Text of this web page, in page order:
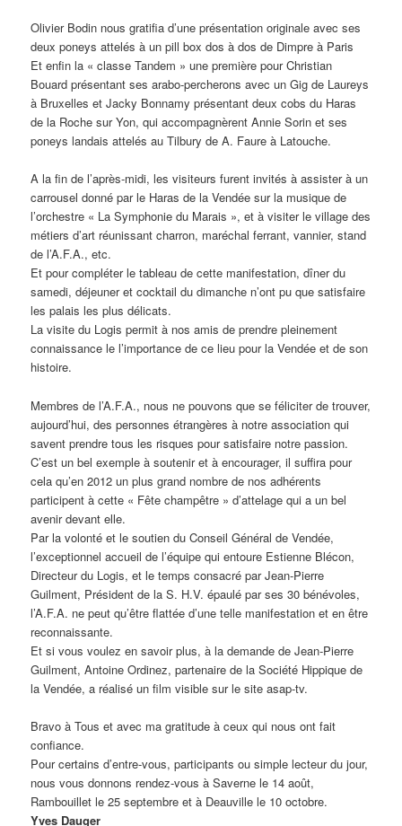
Olivier Bodin nous gratifia d’une présentation originale avec ses
deux poneys attelés à un pill box dos à dos de Dimpre à Paris
Et enfin la « classe Tandem » une première pour Christian
Bouard présentant ses arabo-percherons avec un Gig de Laureys
à Bruxelles et Jacky Bonnamy présentant deux cobs du Haras
de la Roche sur Yon, qui accompagnèrent Annie Sorin et ses
poneys landais attelés au Tilbury de A. Faure à Latouche.
A la fin de l’après-midi, les visiteurs furent invités à assister à un
carrousel donné par le Haras de la Vendée sur la musique de
l’orchestre « La Symphonie du Marais », et à visiter le village des
métiers d’art réunissant charron, maréchal ferrant, vannier, stand
de l’A.F.A., etc.
Et pour compléter le tableau de cette manifestation, dîner du
samedi, déjeuner et cocktail du dimanche n’ont pu que satisfaire
les palais les plus délicats.
La visite du Logis permit à nos amis de prendre pleinement
connaissance le l’importance de ce lieu pour la Vendée et de son
histoire.
Membres de l’A.F.A., nous ne pouvons que se féliciter de trouver,
aujourd’hui, des personnes étrangères à notre association qui
savent prendre tous les risques pour satisfaire notre passion.
C’est un bel exemple à soutenir et à encourager, il suffira pour
cela qu’en 2012 un plus grand nombre de nos adhérents
participent à cette « Fête champêtre » d’attelage qui a un bel
avenir devant elle.
Par la volonté et le soutien du Conseil Général de Vendée,
l’exceptionnel accueil de l’équipe qui entoure Estienne Blécon,
Directeur du Logis, et le temps consacré par Jean-Pierre
Guilment, Président de la S. H.V. épaulé par ses 30 bénévoles,
l’A.F.A. ne peut qu’être flattée d’une telle manifestation et en être
reconnaissante.
Et si vous voulez en savoir plus, à la demande de Jean-Pierre
Guilment, Antoine Ordinez, partenaire de la Société Hippique de
la Vendée, a réalisé un film visible sur le site asap-tv.
Bravo à Tous et avec ma gratitude à ceux qui nous ont fait
confiance.
Pour certains d’entre-vous, participants ou simple lecteur du jour,
nous vous donnons rendez-vous à Saverne le 14 août,
Rambouillet le 25 septembre et à Deauville le 10 octobre.
Yves Dauger